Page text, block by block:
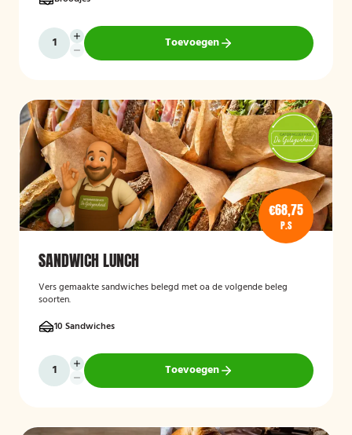
Toevoegen
€68,75
P.S
SANDWICH LUNCH
Vers gemaakte sandwiches belegd met oa de volgende beleg
soorten.
10 Sandwiches
Toevoegen